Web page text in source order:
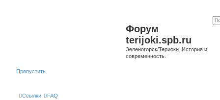
Форум
terijoki.spb.ru
Зеленогорск/Териоки. История и
современность.
Пропустить
Ссылки FAQ